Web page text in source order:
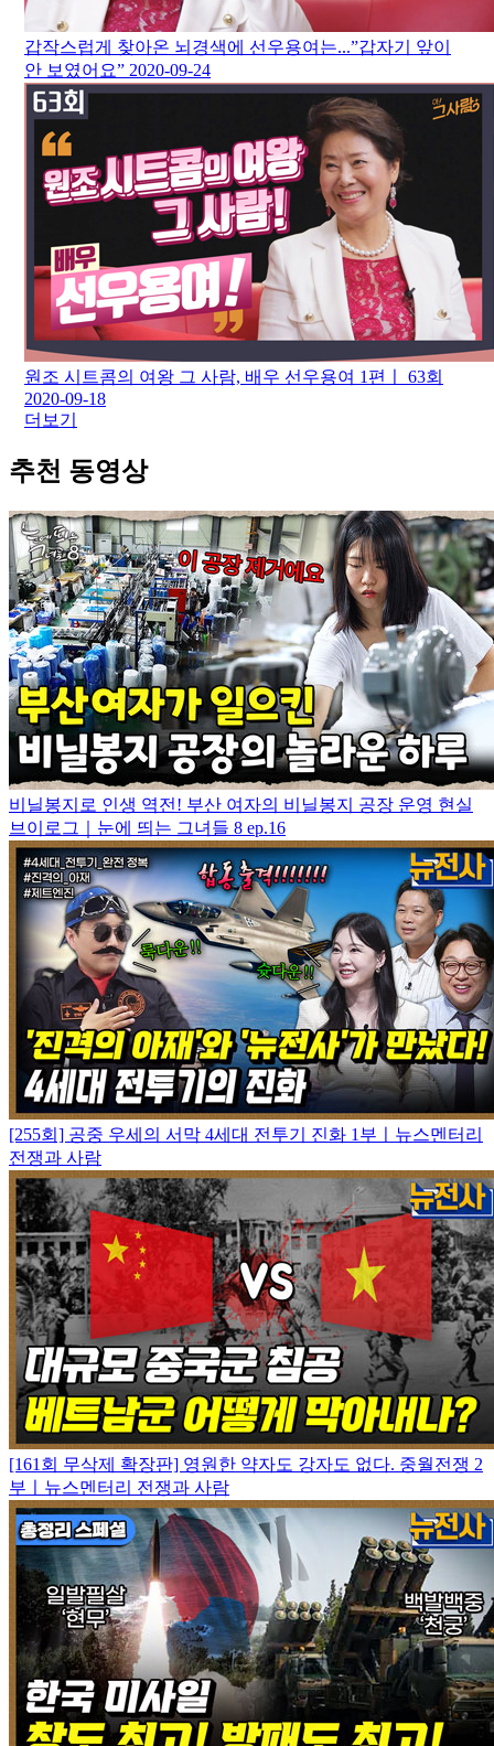
갑작스럽게 찾아온 뇌경색에 선우용여는...”갑자기 앞이
안 보였어요” 2020-09-24
원조 시트콤의 여왕 그 사람, 배우 선우용여 1편ㅣ 63회
2020-09-18
더보기
추천 동영상
비닐봉지로 인생 역전! 부산 여자의 비닐봉지 공장 운영 현실
브이로그｜눈에 띄는 그녀들 8 ep.16
[255회] 공중 우세의 서막 4세대 전투기 진화 1부ㅣ뉴스멘터리
전쟁과 사람
[161회 무삭제 확장판] 영원한 약자도 강자도 없다. 중월전쟁 2
부ㅣ뉴스멘터리 전쟁과 사람